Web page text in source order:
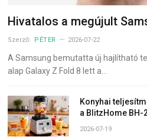
Hivatalos a megújult
Szerző: PÉTER 2026-07-22
A Samsung bemutatta új hajlítható
alap Galaxy Z Fold 8 lett a…
Konyhai
a BlitzHome BH-
2026-07-19